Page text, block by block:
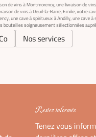
de vins à Montmorency, une livraison de
de vins à Deuil-la-Barre, Emilie, votre
une cave à spiritueux à Andilly, une cave
bouteilles soigneusement sélectionnées
Nos services
Restez informés
Tenez vous